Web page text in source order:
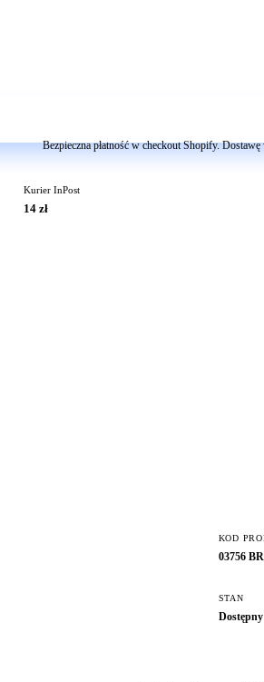
Bezpieczna płatność w checkout Shopify.
Kurier InPost
14 zł
KOD
03756
STAN
Dostępny